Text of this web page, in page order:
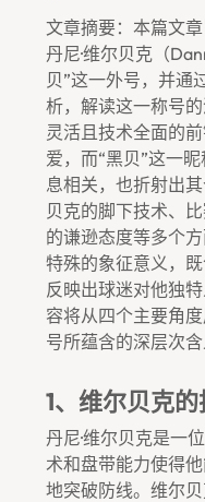
文章摘要：本篇文
丹尼·维尔贝克（
贝”这一外号，并通
析，解读这一称号
灵活且技术全面的
爱，而“黑贝”这一
息相关，也折射出
贝克的脚下技术、
的谦逊态度等多个
特殊的象征意义，
反映出球迷对他独
容将从四个主要角
号所蕴含的深层次含
1、维尔贝克
丹尼·维尔贝克是一
术和盘带能力使得
地突破防线。维尔